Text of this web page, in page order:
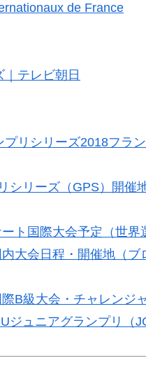
de France
テレビ朝日
リシリーズ2018フラ
シリーズ（GPS）開催
ト国際大会予定（世界
大会日程・開催地（ブ
B級大会・チャレンジ
ジュニアグランプリ（